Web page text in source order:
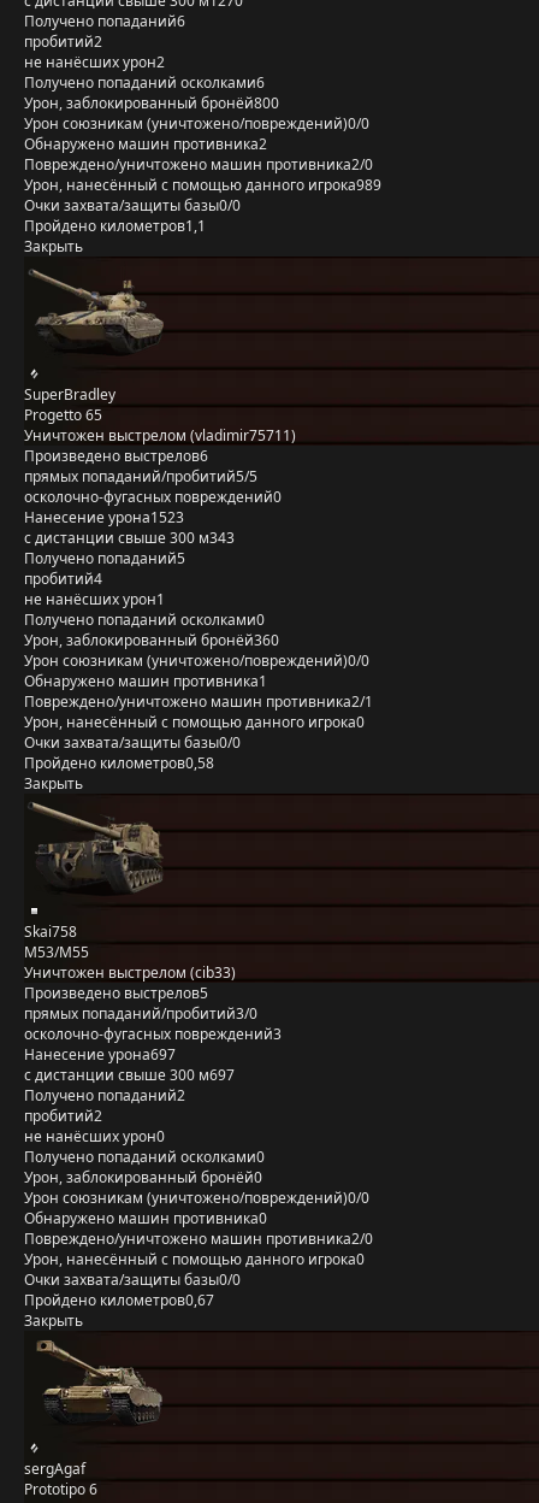
Получено попаданий6
пробитий2
не нанёсших урон2
Получено попаданий осколками6
Урон, заблокированный бронёй800
Урон союзникам (уничтожено/повреждений)0/0
Обнаружено машин противника2
Повреждено/уничтожено машин противника2/0
Урон, нанесённый с помощью данного игрока989
Очки захвата/защиты базы0/0
Пройдено километров1,1
Закрыть
SuperBradley
Progetto 65
Уничтожен выстрелом (vladimir75711)
Произведено выстрелов6
прямых попаданий/пробитий5/5
осколочно-фугасных повреждений0
Нанесение урона1523
с дистанции свыше 300 м343
Получено попаданий5
пробитий4
не нанёсших урон1
Получено попаданий осколками0
Урон, заблокированный бронёй360
Урон союзникам (уничтожено/повреждений)0/0
Обнаружено машин противника1
Повреждено/уничтожено машин противника2/1
Урон, нанесённый с помощью данного игрока0
Очки захвата/защиты базы0/0
Пройдено километров0,58
Закрыть
Skai758
M53/M55
Уничтожен выстрелом (cib33)
Произведено выстрелов5
прямых попаданий/пробитий3/0
осколочно-фугасных повреждений3
Нанесение урона697
с дистанции свыше 300 м697
Получено попаданий2
пробитий2
не нанёсших урон0
Получено попаданий осколками0
Урон, заблокированный бронёй0
Урон союзникам (уничтожено/повреждений)0/0
Обнаружено машин противника0
Повреждено/уничтожено машин противника2/0
Урон, нанесённый с помощью данного игрока0
Очки захвата/защиты базы0/0
Пройдено километров0,67
Закрыть
sergAgaf
Prototipo 6